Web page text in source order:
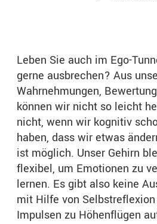
Leben Sie auch im Ego-
gerne ausbrechen? Aus
Wahrnehmungen,
können wir nicht so leicht
nicht, wenn wir kognitiv
haben, dass wir etwas
ist möglich. Unser Gehirn
flexibel, um Emotionen zu
lernen. Es gibt also keine
mit Hilfe von
Impulsen zu Höhenflügen